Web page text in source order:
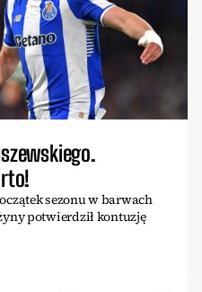
sezonu w barwach
potwierdził kontuzję